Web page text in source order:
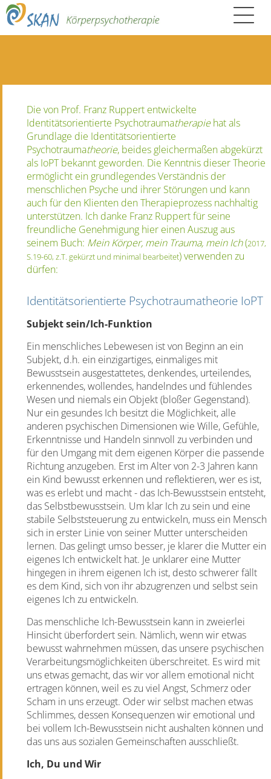
Die von Prof. Franz Ruppert entwickelte
Identitätsorientierte Psychotraumatherapiehat als
Grundlage die Identitätsorientierte
Psychotraumatheorie, beides gleichermaßen abgekürzt
als IoPT bekannt geworden. Die Kenntnis dieser Theorie
ermöglicht ein grundlegendes Verständnis der
menschlichen Psyche und ihrer Störungen und kann
auch für den Klienten den Therapieprozess nachhaltig
unterstützen. Ich danke Franz Ruppert für seine
freundliche Genehmigung hier einen Auszug aus
seinem Buch: Mein Körper, mein Trauma, mein Ich(2017,
S.19-60, z.T. gekürzt und minimal bearbeitet) verwenden zu
dürfen:
Identitätsorientierte Psychotraumatheorie IoPT
Subjekt sein/Ich-Funktion
Ein menschliches Lebewesen ist von Beginn an ein
Subjekt, d.h. ein einzigartiges, einmaliges mit
Bewusstsein ausgestattetes, denkendes, urteilendes,
erkennendes, wollendes, handelndes und fühlendes
Wesen und niemals ein Objekt (bloßer Gegenstand).
Nur ein gesundes Ich besitzt die Möglichkeit, alle
anderen psychischen Dimensionen wie Wille, Gefühle,
Erkenntnisse und Handeln sinnvoll zu verbinden und
für den Umgang mit dem eigenen Körper die passende
Richtung anzugeben. Erst im Alter von 2-3 Jahren kann
ein Kind bewusst erkennen und reflektieren, wer es ist,
was es erlebt und macht - das Ich-Bewusstsein entsteht,
das Selbstbewusstsein. Um klar Ich zu sein und eine
stabile Selbststeuerung zu entwickeln, muss ein Mensch
sich in erster Linie von seiner Mutter unterscheiden
lernen. Das gelingt umso besser, je klarer die Mutter ein
eigenes Ich entwickelt hat. Je unklarer eine Mutter
hingegen in ihrem eigenen Ich ist, desto schwerer fällt
es dem Kind, sich von ihr abzugrenzen und selbst sein
eigenes Ich zu entwickeln.
Das menschliche Ich-Bewusstsein kann in zweierlei
Hinsicht überfordert sein. Nämlich, wenn wir etwas
bewusst wahrnehmen müssen, das unsere psychischen
Verarbeitungsmöglichkeiten überschreitet. Es wird mit
uns etwas gemacht, das wir vor allem emotional nicht
ertragen können, weil es zu viel Angst, Schmerz oder
Scham in uns erzeugt. Oder wir selbst machen etwas
Schlimmes, dessen Konsequenzen wir emotional und
bei vollem Ich-Bewusstsein nicht aushalten können und
das uns aus sozialen Gemeinschaften ausschließt.
Ich, Du und Wir